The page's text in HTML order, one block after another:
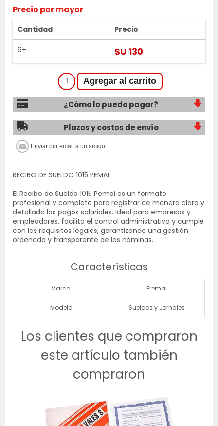
Precio por mayor
Cantidad
6+
Precio
$U 130
¿Cómo lo puedo pagar?
Plazos y costos de envío
RECIBO DE SUELDO 1015 PEMAI
El Recibo de Sueldo 1015 Pemai es un formato
profesional y completo para registrar de manera clara y
detallada los pagos salariales. Ideal para empresas y
empleadores, facilita el control administrativo y cumple
con los requisitos legales, garantizando una gestión
ordenada y transparente de las nóminas.
Características
Marca Premai
Modelo Sueldos y Jornales
Los clientes que compraron
este artículo también
compraron